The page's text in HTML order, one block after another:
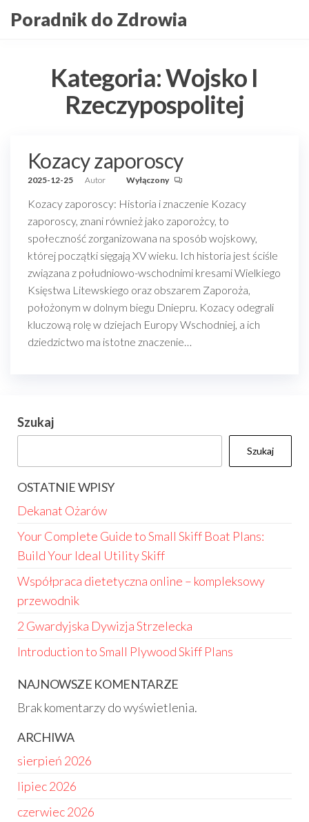
doPoradnik do Zdrowia
Kategoria:Wojsko I
Rzeczypospolitej
Kozacy zaporoscy
2025-12-25 Autor Wyłączony
Kozacy zaporoscy: Historia i znaczenie Kozacy
zaporoscy, znani również jako zaporożcy, to
społeczność zorganizowana na sposób wojskowy,
której początki sięgają XV wieku. Ich historia jest ściśle
związana z południowo-wschodnimi kresami Wielkiego
Księstwa Litewskiego oraz obszarem Zaporoża,
położonym w dolnym biegu Dniepru. Kozacy odegrali
kluczową rolę w dziejach Europy Wschodniej, a ich
dziedzictwo ma istotne znaczenie…
Szukaj
Szukaj
OSTATNIE WPISY
Dekanat Ożarów
Your Complete Guide to Small Skiff Boat Plans:
Build Your Ideal Utility Skiff
Współpraca dietetyczna online – kompleksowy
przewodnik
2 Gwardyjska Dywizja Strzelecka
Introduction to Small Plywood Skiff Plans
NAJNOWSZE KOMENTARZE
Brak komentarzy do wyświetlenia.
ARCHIWA
sierpień 2026
lipiec 2026
czerwiec 2026